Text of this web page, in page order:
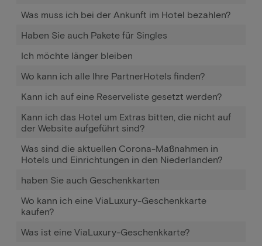
Was muss ich bei der Ankunft im Hotel bezahlen?
Haben Sie auch Pakete für Singles
Ich möchte länger bleiben
Wo kann ich alle Ihre PartnerHotels finden?
Kann ich auf eine Reserveliste gesetzt werden?
Kann ich das Hotel um Extras bitten, die nicht auf
der Website aufgeführt sind?
Was sind die aktuellen Corona-Maßnahmen in
Hotels und Einrichtungen in den Niederlanden?
haben Sie auch Geschenkkarten
Wo kann ich eine ViaLuxury-Geschenkkarte
kaufen?
Was ist eine ViaLuxury-Geschenkkarte?